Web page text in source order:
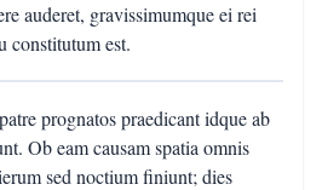
auderet, gravissimumque ei rei
constitutum est.
prognatos praedicant idque ab
Ob eam causam spatia omnis
sed noctium finiunt; dies